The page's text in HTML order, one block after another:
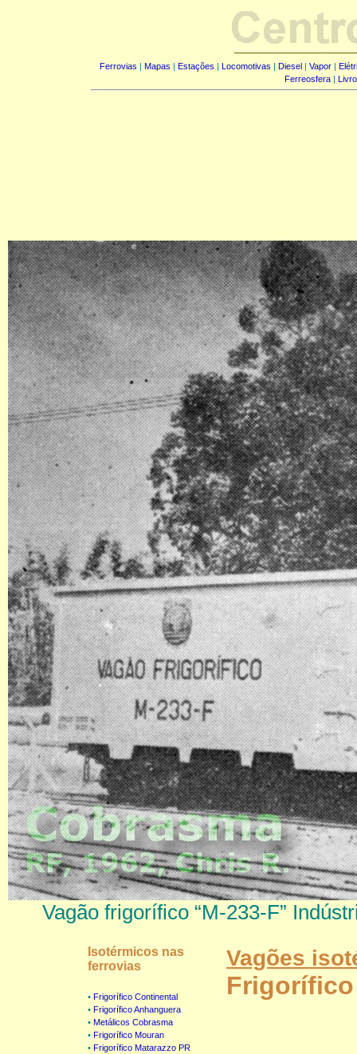
Ferrovias | Mapas | Estações | Locomotivas | Diesel | Vapor |
Ferreosfera |
Vagão frigorífico “M-233-F”
Isotérmicos nas
ferrovias
• Frigorífico Continental
• Frigorífico Anhanguera
• Metálicos Cobrasma
• Frigorífico Mouran
• Frigorífico Matarazzo PR
Vagões
Frigorífico